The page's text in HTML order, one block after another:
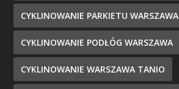
CYKLINOWANIE PARKIETU WARSZAWA
CYKLINOWANIE PODŁÓG WARSZAWA
CYKLINOWANIE WARSZAWA TANIO